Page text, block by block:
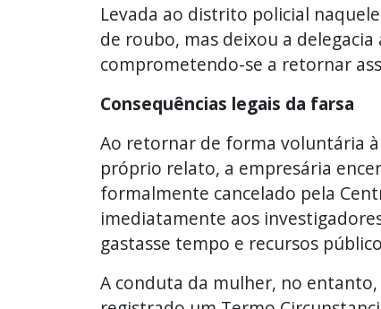
Levada ao distrito policial
de roubo, mas deixou a
comprometendo-se a retornar
Consequências legais da farsa
Ao retornar de forma voluntária
próprio relato, a empresária
formalmente cancelado pela
imediatamente aos
gastasse tempo e recursos
A conduta da mulher, no entanto,